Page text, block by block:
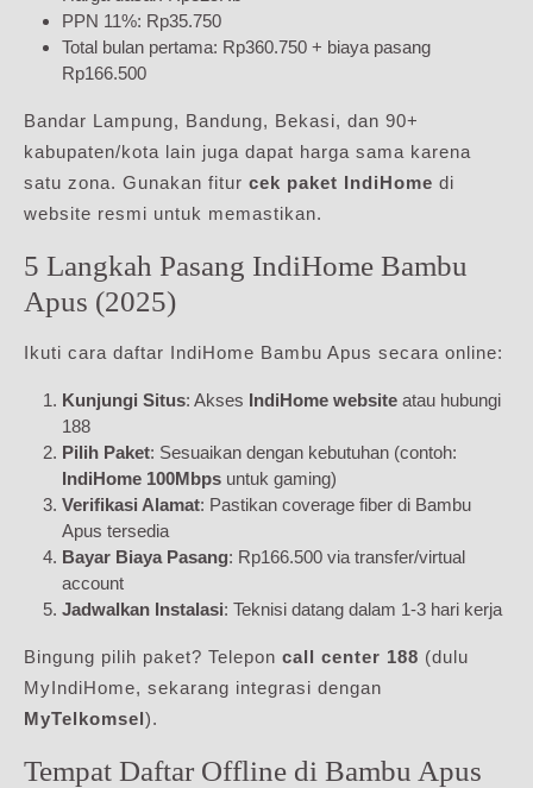
PPN 11%: Rp35.750
Total bulan pertama: Rp360.750 + biaya pasang
Rp166.500
Bandar Lampung, Bandung, Bekasi, dan 90+
kabupaten/kota lain juga dapat harga sama karena
satu zona. Gunakan fitur cek paket IndiHome di
website resmi untuk memastikan.
5 Langkah Pasang IndiHome Bambu
Apus (2025)
Ikuti cara daftar IndiHome Bambu Apus secara online:
Kunjungi Situs: Akses IndiHome website atau hubungi
188
Pilih Paket: Sesuaikan dengan kebutuhan (contoh:
IndiHome 100Mbps untuk gaming)
Verifikasi Alamat: Pastikan coverage fiber di Bambu
Apus tersedia
Bayar Biaya Pasang: Rp166.500 via transfer/virtual
account
Jadwalkan Instalasi: Teknisi datang dalam 1-3 hari kerja
Bingung pilih paket? Telepon call center 188 (dulu
MyIndiHome, sekarang integrasi dengan
MyTelkomsel).
Tempat Daftar Offline di Bambu Apus